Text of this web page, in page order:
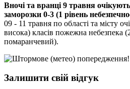
Вночі та вранці 9 травня
заморозки 0-3 (1 рівень
09 - 11 травня по області та місту
висока) класів пожежна небезпека
помаранчевий).
Залишити свій відгук